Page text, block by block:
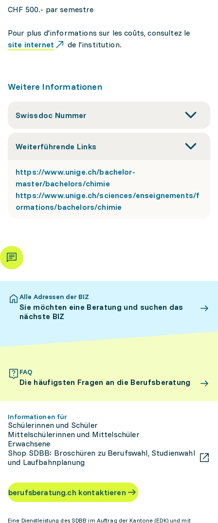
CHF 500.- par semestre
Pour plus d'informations sur les coûts, consultez le
site internet
de l'institution.
Weitere Informationen
Swissdoc Nummer
Weiterführende Links
https://www.unige.ch/bachelor-
master/bachelors/chimie
https://www.unige.ch/sciences/enseignements/f
ormations/bachelors/chimie
Alle Adressen der BIZ
Sie möchten eine Beratung und suchen das
nächste BIZ
FAQ
Die häufigsten Fragen an die Berufsberatung
Informationen für
Schülerinnen und Schüler
Mittelschülerinnen und Mittelschüler
Erwachsene
Shop SDBB: Broschüren zu Berufswahl, Studienwahl
und Laufbahnplanung
berufsberatung.ch kontaktieren
Eine Dienstleistung des SDBB im Auftrag der Kantone (EDK) und mit